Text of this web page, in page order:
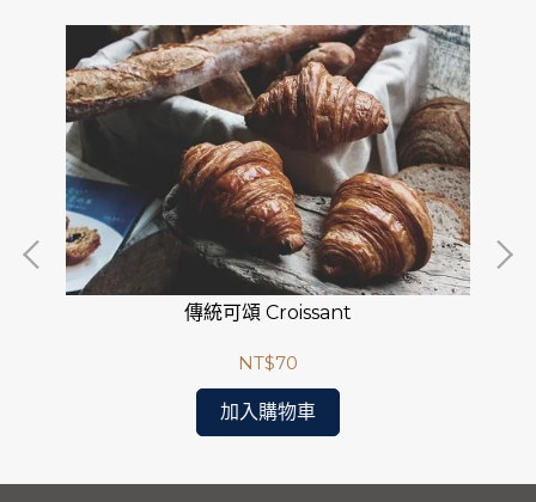
傳統可頌 Croissant
NT$70
加入購物車